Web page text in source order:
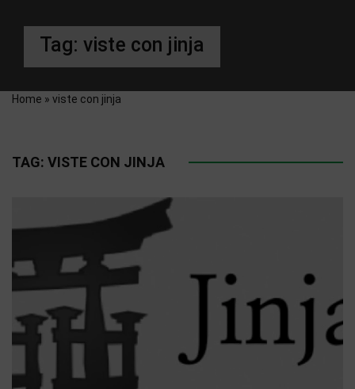
Tag: viste con jinja
Home » viste con jinja
TAG: VISTE CON JINJA